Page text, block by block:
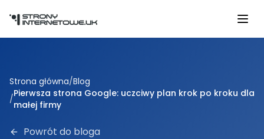
Strona główna/Blog
/Pierwsza strona Google: uczciwy plan krok po kroku dla
małej firmy
Powrót do bloga